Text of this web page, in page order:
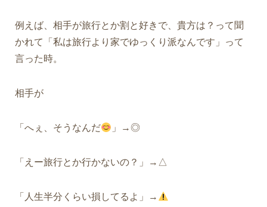
例えば、相手が旅行とか割と好きで、貴方は？って聞
かれて「私は旅行より家でゆっくり派なんです」って
言った時。
相手が
「へぇ、そうなんだ 」→◎
「えー旅行とか行かないの？」→△
「人生半分くらい損してるよ」→